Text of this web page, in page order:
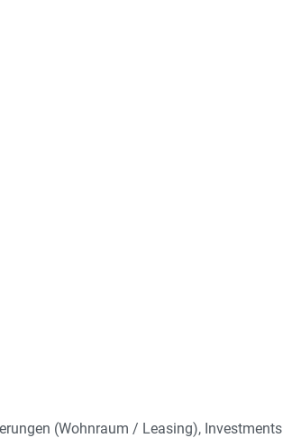
(Wohnraum / Leasing), Investments